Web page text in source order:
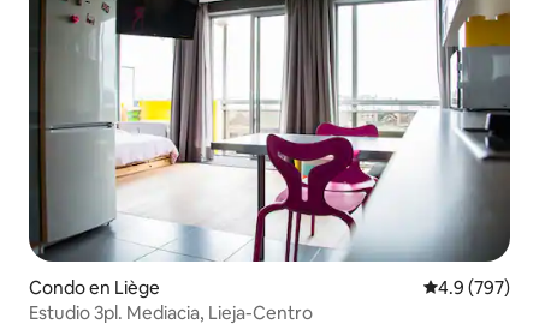
Condo en Liège Calificación
4.9 (797)
Estudio 3pl. Mediacia, Lieja-Centro